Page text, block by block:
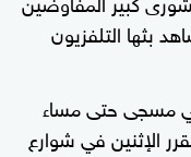
بثها التلفزيون
مسجى حتى مساء
الإثنين في شوارع